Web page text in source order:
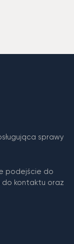
sprawy
podejście do
kontaktu oraz